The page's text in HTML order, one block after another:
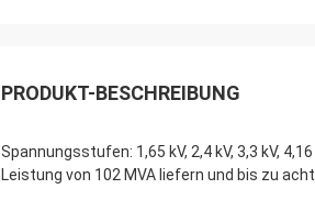
PRODUKT-BESCHREIBUNG
Spannungsstufen: 1,65 kV, 2,4 kV, 3,3 kV,
Leistung von 102 MVA liefern und bis zu